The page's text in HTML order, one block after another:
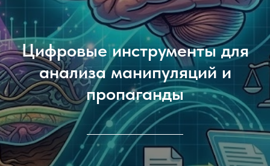
Цифровые инструменты для
анализа манипуляций и
пропаганды